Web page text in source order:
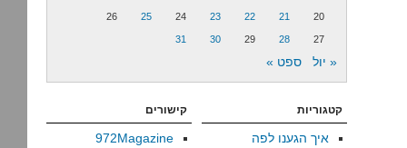
20
21
22
23
24
25
26
27
28
29
30
31
« יול ספט »
קטגוריות
איך הגענו לפה
קישורים
972Magazine